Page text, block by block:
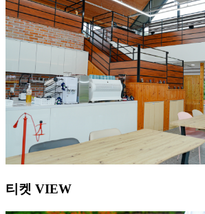
티켓 VIEW